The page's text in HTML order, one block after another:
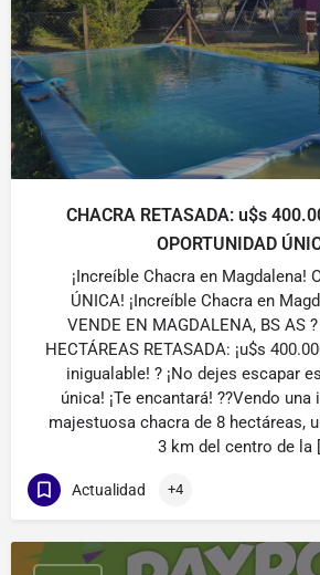
CHACRA RETASADA: u$s
OPORTUNIDAD
¡Increíble Chacra en Magdalena!
ÚNICA! ¡Increíble Chacra en
VENDE EN MAGDALENA, BS AS
HECTÁREAS RETASADA: ¡u$s
inigualable! ? ¡No dejes escapar
única! ¡Te encantará! ??Vendo
majestuosa chacra de 8 hectáreas,
3 km del centro de la
Actualidad +4